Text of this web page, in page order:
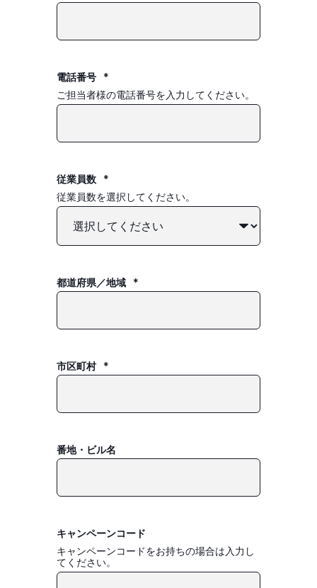
電話番号
*
ご担当者様の電話番号を入力してください。
従業員数
*
従業員数を選択してください。
都道府県／地域 *
市区町村 *
番地・ビル名
キャンペーンコード
キャンペーンコードをお持ちの場合は入力し
てください。